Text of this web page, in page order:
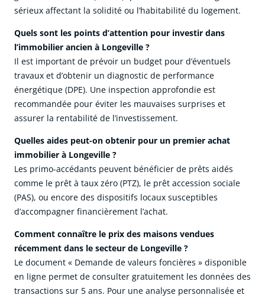
sérieux affectant la solidité ou l’habitabilité du logement.
Quels sont les points d’attention pour investir dans
l’immobilier ancien à Longeville ?
Il est important de prévoir un budget pour d’éventuels
travaux et d’obtenir un diagnostic de performance
énergétique (DPE). Une inspection approfondie est
recommandée pour éviter les mauvaises surprises et
assurer la rentabilité de l’investissement.
Quelles aides peut-on obtenir pour un premier achat
immobilier à Longeville ?
Les primo-accédants peuvent bénéficier de prêts aidés
comme le prêt à taux zéro (PTZ), le prêt accession sociale
(PAS), ou encore des dispositifs locaux susceptibles
d’accompagner financièrement l’achat.
Comment connaître le prix des maisons vendues
récemment dans le secteur de Longeville ?
Le document « Demande de valeurs foncières » disponible
en ligne permet de consulter gratuitement les données des
transactions sur 5 ans. Pour une analyse personnalisée et